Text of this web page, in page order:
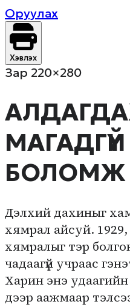
Оруулах
Хэвлэх
Зар 220×280
БОЛОМЖ
Дэлхий дахиныг
хямрал айсуй.
хямралыг тэр
чадаагүй учраас
Харин энэ удаагийн
дээр аажмаар